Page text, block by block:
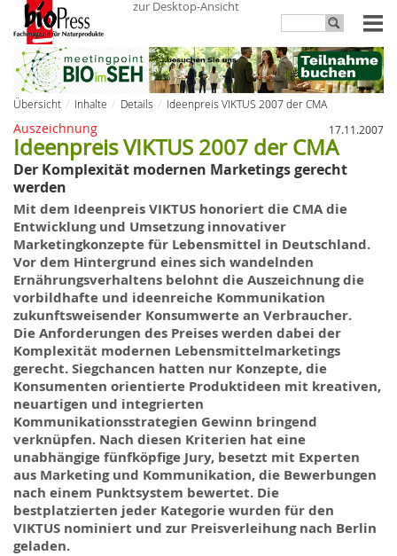
zur Desktop-Ansicht
Übersicht Inhalte Details Ideenpreis VIKTUS 2007 der CMA
Auszeichnung 17.11.2007
Ideenpreis VIKTUS 2007 der CMA
Der Komplexität modernen Marketings gerecht
werden
Mit dem IdeenpreisVIKTUS honoriert die CMAdie
Entwicklung und Umsetzung innovativer
Marketingkonzepte für Lebensmittel in Deutschland.
Vor dem Hintergrund eines sich wandelnden
Ernährungsverhaltens belohnt die Auszeichnung die
vorbildhafte und ideenreiche Kommunikation
zukunftsweisender Konsumwerte an Verbraucher.
Die Anforderungen des Preises werden dabei der
Komplexität modernen Lebensmittelmarketings
gerecht. Siegchancen hatten nur Konzepte, die
Konsumenten orientierte Produktideen mit kreativen,
neuartigen und integrierten
Kommunikationsstrategien Gewinn bringend
verknüpfen. Nach diesen Kriterien hat eine
unabhängige fünfköpfige Jury, besetzt mit Experten
aus Marketing und Kommunikation, die Bewerbungen
nach einem Punktsystem bewertet. Die
bestplatzierten jeder Kategorie wurden für den
VIKTUS nominiert und zur Preisverleihung nach Berlin
geladen.